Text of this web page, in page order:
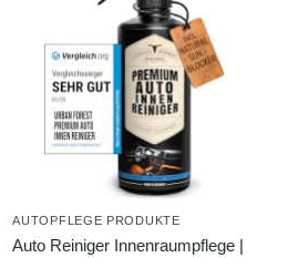
AUTOPFLEGE PRODUKTE
Auto Reiniger Innenraumpflege |